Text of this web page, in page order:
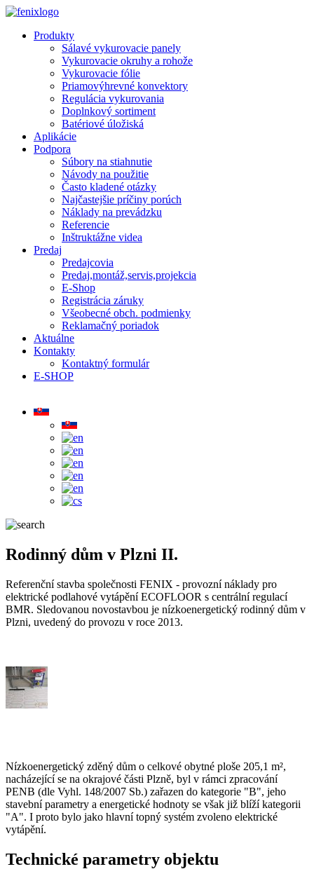
Skip to main content
Produkty
Sálavé vykurovacie panely
Vykurovacie okruhy a rohože
Vykurovacie fólie
Priamovýhrevné konvektory
Regulácia vykurovania
Doplnkový sortiment
Batériové úložiská
Aplikácie
Podpora
Súbory na stiahnutie
Návody na použitie
Často kladené otázky
Najčastejšie príčiny porúch
Náklady na prevádzku
Referencie
Inštruktážne videa
Predaj
Predajcovia
Predaj,montáž,servis,projekcia
E-Shop
Registrácia záruky
Všeobecné obch. podmienky
Reklamačný poriadok
Aktuálne
Kontakty
Kontaktný formulár
E-SHOP
Rodinný dům v Plzni II.
Referenční stavba společnosti FENIX - provozní náklady pro
elektrické podlahové vytápění ECOFLOOR s centrální regulací
BMR. Sledovanou novostavbou je nízkoenergetický rodinný dům v
Plzni, uvedený do provozu v roce 2013.
Nízkoenergetický zděný dům o celkové obytné ploše 205,1 m²,
nacházející se na okrajové části Plzně, byl v rámci zpracování
PENB (dle Vyhl. 148/2007 Sb.) zařazen do kategorie "B", jeho
stavební parametry a energetické hodnoty se však již blíží kategorii
"A". I proto bylo jako hlavní topný systém zvoleno elektrické
vytápění.
Technické parametry objektu